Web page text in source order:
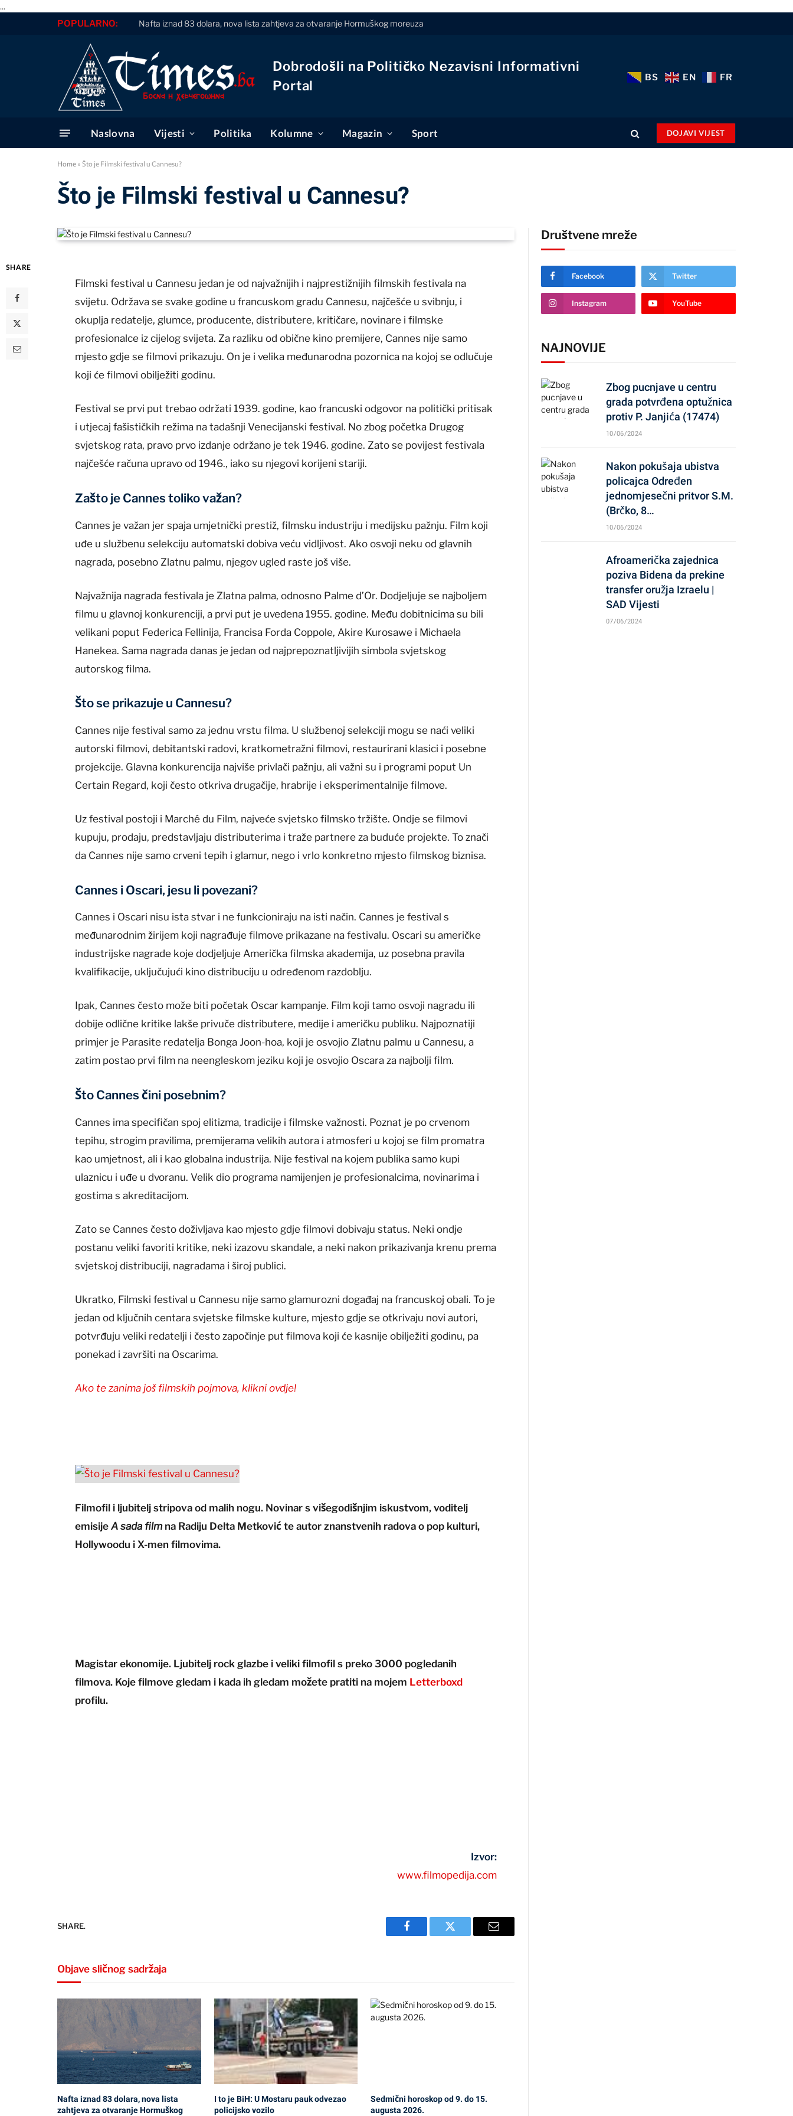
...
POPULARNO: Nafta iznad 83 dolara, nova lista zahtjeva za otvaranje Hormuškog moreuza
Dobrodošli na Političko Nezavisni Informativni
Portal
BS EN FR
Naslovna Vijesti Politika Kolumne Magazin Sport DOJAVI VIJEST
Home » Što je Filmski festival u Cannesu?
Što je Filmski festival u Cannesu?
SHARE
Filmski festival u Cannesu jedan je od najvažnijih i najprestižnijih filmskih festivala na
svijetu. Održava se svake godine u francuskom gradu Cannesu, najčešće u svibnju, i
okuplja redatelje, glumce, producente, distributere, kritičare, novinare i filmske
profesionalce iz cijelog svijeta. Za razliku od obične kino premijere, Cannes nije samo
mjesto gdje se filmovi prikazuju. On je i velika međunarodna pozornica na kojoj se odlučuje
koji će filmovi obilježiti godinu.
Festival se prvi put trebao održati 1939. godine, kao francuski odgovor na politički pritisak
i utjecaj fašističkih režima na tadašnji Venecijanski festival. No zbog početka Drugog
svjetskog rata, pravo prvo izdanje održano je tek 1946. godine. Zato se povijest festivala
najčešće računa upravo od 1946., iako su njegovi korijeni stariji.
Zašto je Cannes toliko važan?
Cannes je važan jer spaja umjetnički prestiž, filmsku industriju i medijsku pažnju. Film koji
uđe u službenu selekciju automatski dobiva veću vidljivost. Ako osvoji neku od glavnih
nagrada, posebno Zlatnu palmu, njegov ugled raste još više.
Najvažnija nagrada festivala je Zlatna palma, odnosno Palme d’Or. Dodjeljuje se najboljem
filmu u glavnoj konkurenciji, a prvi put je uvedena 1955. godine. Među dobitnicima su bili
velikani poput Federica Fellinija, Francisa Forda Coppole, Akire Kurosawe i Michaela
Hanekea. Sama nagrada danas je jedan od najprepoznatljivijih simbola svjetskog
autorskog filma.
Što se prikazuje u Cannesu?
Cannes nije festival samo za jednu vrstu filma. U službenoj selekciji mogu se naći veliki
autorski filmovi, debitantski radovi, kratkometražni filmovi, restaurirani klasici i posebne
projekcije. Glavna konkurencija najviše privlači pažnju, ali važni su i programi poput Un
Certain Regard, koji često otkriva drugačije, hrabrije i eksperimentalnije filmove.
Uz festival postoji i Marché du Film, najveće svjetsko filmsko tržište. Ondje se filmovi
kupuju, prodaju, predstavljaju distributerima i traže partnere za buduće projekte. To znači
da Cannes nije samo crveni tepih i glamur, nego i vrlo konkretno mjesto filmskog biznisa.
Cannes i Oscari, jesu li povezani?
Cannes i Oscari nisu ista stvar i ne funkcioniraju na isti način. Cannes je festival s
međunarodnim žirijem koji nagrađuje filmove prikazane na festivalu. Oscari su američke
industrijske nagrade koje dodjeljuje Američka filmska akademija, uz posebna pravila
kvalifikacije, uključujući kino distribuciju u određenom razdoblju.
Ipak, Cannes često može biti početak Oscar kampanje. Film koji tamo osvoji nagradu ili
dobije odlične kritike lakše privuče distributere, medije i američku publiku. Najpoznatiji
primjer je Parasite redatelja Bonga Joon-hoa, koji je osvojio Zlatnu palmu u Cannesu, a
zatim postao prvi film na neengleskom jeziku koji je osvojio Oscara za najbolji film.
Što Cannes čini posebnim?
Cannes ima specifičan spoj elitizma, tradicije i filmske važnosti. Poznat je po crvenom
tepihu, strogim pravilima, premijerama velikih autora i atmosferi u kojoj se film promatra
kao umjetnost, ali i kao globalna industrija. Nije festival na kojem publika samo kupi
ulaznicu i uđe u dvoranu. Velik dio programa namijenjen je profesionalcima, novinarima i
gostima s akreditacijom.
Zato se Cannes često doživljava kao mjesto gdje filmovi dobivaju status. Neki ondje
postanu veliki favoriti kritike, neki izazovu skandale, a neki nakon prikazivanja krenu prema
svjetskoj distribuciji, nagradama i široj publici.
Ukratko, Filmski festival u Cannesu nije samo glamurozni događaj na francuskoj obali. To je
jedan od ključnih centara svjetske filmske kulture, mjesto gdje se otkrivaju novi autori,
potvrđuju veliki redatelji i često započinje put filmova koji će kasnije obilježiti godinu, pa
ponekad i završiti na Oscarima.
Ako te zanima još filmskih pojmova, klikni ovdje!
Filmofil i ljubitelj stripova od malih nogu. Novinar s višegodišnjim iskustvom, voditelj
emisijeA sada filmna Radiju Delta Metković te autor znanstvenih radova o pop kulturi,
Hollywoodu i X-men filmovima.
Magistar ekonomije. Ljubitelj rock glazbe i veliki filmofil s preko 3000 pogledanih
filmova. Koje filmove gledam i kada ih gledam možete pratiti na mojem Letterboxd
profilu.
Izvor:
www.filmopedija.com
SHARE.
Facebook Twitter Email
Objave sličnog sadržaja
Nafta iznad 83 dolara, nova lista
zahtjeva za otvaranje Hormuškog
I to je BiH: U Mostaru pauk odvezao
policijsko vozilo
Sedmični horoskop od 9. do 15.
augusta 2026.
Društvene mreže
Facebook Twitter
Instagram YouTube
NAJNOVIJE
Zbog pucnjave u centru
grada potvrđena optužnica
protiv P. Janjića (17474)
10/06/2024
Nakon pokušaja ubistva
policajca Određen
jednomjesečni pritvor S.M.
(Brčko, 8…
10/06/2024
Afroamerička zajednica
poziva Bidena da prekine
transfer oružja Izraelu |
SAD Vijesti
07/06/2024